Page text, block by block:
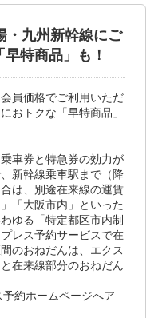
・九州新幹線にご
特商品」も！
員価格でご利用いただ
おトクな「早特商品」
車券と特急券の効力が
新幹線乗車駅まで（降
は、別途在来線の運賃
「大阪市内」といった
ゆる「特定都区市内制
レス予約サービスで在
のおねだんは、エクス
在来線部分のおねだん
約ホームページへア